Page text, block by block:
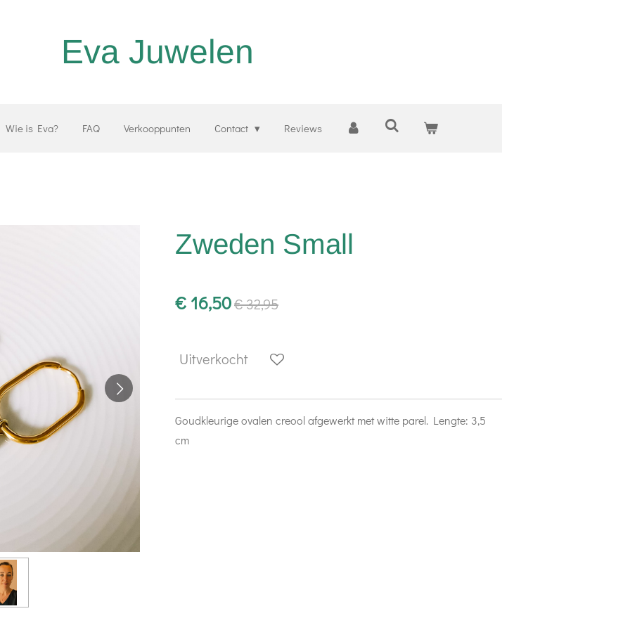
Eva Juwelen
Wie is Eva? FAQ Verkooppunten Contact Reviews
Zweden Small
€ 16,50€ 32,95
Uitverkocht
Goudkleurige ovalen creool afgewerkt met witte parel. Lengte: 3,5
cm